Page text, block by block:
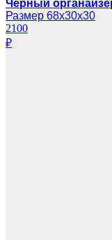
Черный
Размер 68х30х30
2100
₽